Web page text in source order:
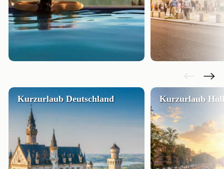
Kurzurlaub Deutschland Kurzurlaub